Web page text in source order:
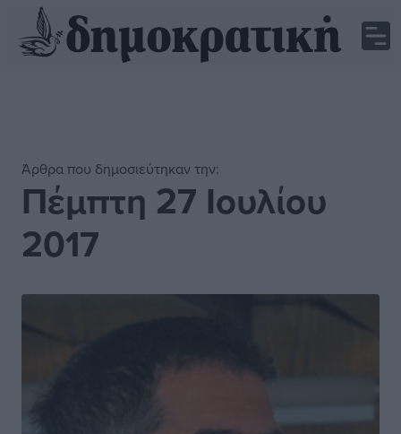
Άρθρα που δημοσιεύτηκαν την:
Πέμπτη 27 Ιουλίου
2017